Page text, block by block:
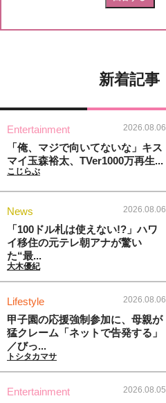
新着記事
Entertainment 2026.08.06
「俺、マジで向いてないな」キス
マイ玉森裕太、TVer1000万再生...
こじらぶ
News 2026.08.06
「100ドル札は使えない!?」ハワ
イ移住の元テレ朝アナが驚い
た“最...
大木優紀
Lifestyle 2026.08.06
甲子園の応援強制参加に、母親が
猛クレーム「ネットで告発する」
／びっ...
トシタカマサ
Entertainment 2026.08.05